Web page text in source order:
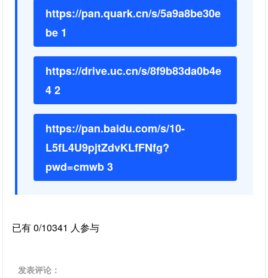
https://pan.quark.cn/s/5a9a8be30e
be 1
https://drive.uc.cn/s/8f9b83da0b4e
4 2
https://pan.baidu.com/s/10-
L5fL4U9pjtZdvKLfFNfg?
pwd=cmwb 3
已有 0/10341 人参与
发表评论：